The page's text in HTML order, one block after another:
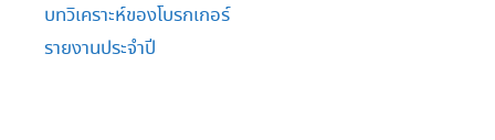
บทวิเคราะห์ของโบรกเกอร์
รายงานประจำปี